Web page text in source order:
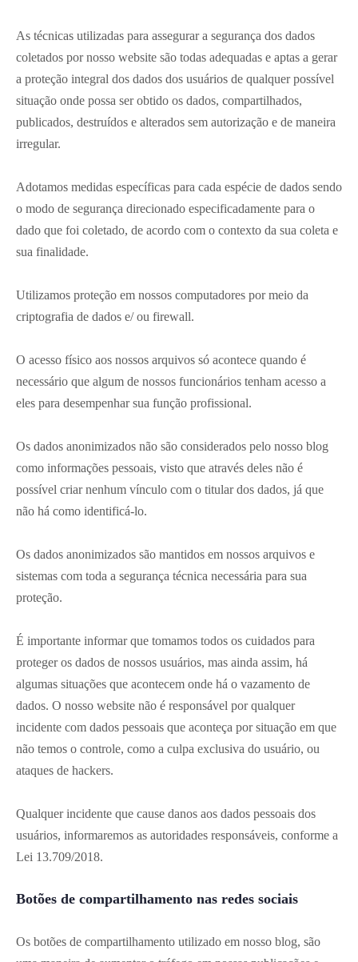
As técnicas utilizadas para assegurar a segurança dos dados
coletados por nosso website são todas adequadas e aptas a gerar
a proteção integral dos dados dos usuários de qualquer possível
situação onde possa ser obtido os dados, compartilhados,
publicados, destruídos e alterados sem autorização e de maneira
irregular.
Adotamos medidas específicas para cada espécie de dados sendo
o modo de segurança direcionado especificadamente para o
dado que foi coletado, de acordo com o contexto da sua coleta e
sua finalidade.
Utilizamos proteção em nossos computadores por meio da
criptografia de dados e/ ou firewall.
O acesso físico aos nossos arquivos só acontece quando é
necessário que algum de nossos funcionários tenham acesso a
eles para desempenhar sua função profissional.
Os dados anonimizados não são considerados pelo nosso blog
como informações pessoais, visto que através deles não é
possível criar nenhum vínculo com o titular dos dados, já que
não há como identificá-lo.
Os dados anonimizados são mantidos em nossos arquivos e
sistemas com toda a segurança técnica necessária para sua
proteção.
É importante informar que tomamos todos os cuidados para
proteger os dados de nossos usuários, mas ainda assim, há
algumas situações que acontecem onde há o vazamento de
dados. O nosso website não é responsável por qualquer
incidente com dados pessoais que aconteça por situação em que
não temos o controle, como a culpa exclusiva do usuário, ou
ataques de hackers.
Qualquer incidente que cause danos aos dados pessoais dos
usuários, informaremos as autoridades responsáveis, conforme a
Lei 13.709/2018.
Botões de compartilhamento nas redes sociais
Os botões de compartilhamento utilizado em nosso blog, são